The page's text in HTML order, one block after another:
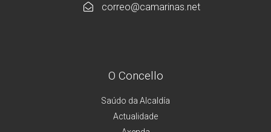
correo@camarinas.net
O Concello
Saúdo da Alcaldía
Actualidade